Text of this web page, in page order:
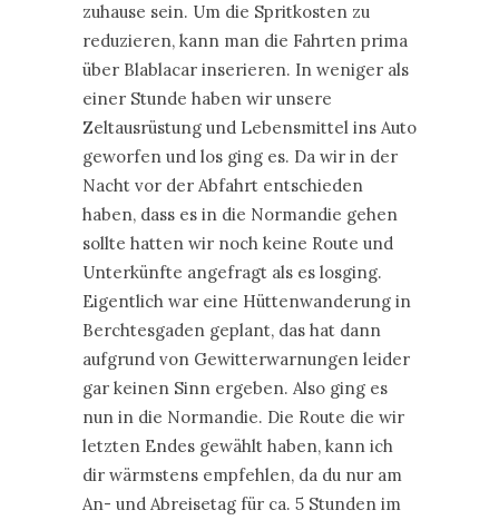
zuhause sein. Um die Spritkosten zu
reduzieren, kann man die Fahrten prima
über Blablacar inserieren. In weniger als
einer Stunde haben wir unsere
Zeltausrüstung und Lebensmittel ins Auto
geworfen und los ging es. Da wir in der
Nacht vor der Abfahrt entschieden
haben, dass es in die Normandie gehen
sollte hatten wir noch keine Route und
Unterkünfte angefragt als es losging.
Eigentlich war eine Hüttenwanderung in
Berchtesgaden geplant, das hat dann
aufgrund von Gewitterwarnungen leider
gar keinen Sinn ergeben. Also ging es
nun in die Normandie. Die Route die wir
letzten Endes gewählt haben, kann ich
dir wärmstens empfehlen, da du nur am
An- und Abreisetag für ca. 5 Stunden im